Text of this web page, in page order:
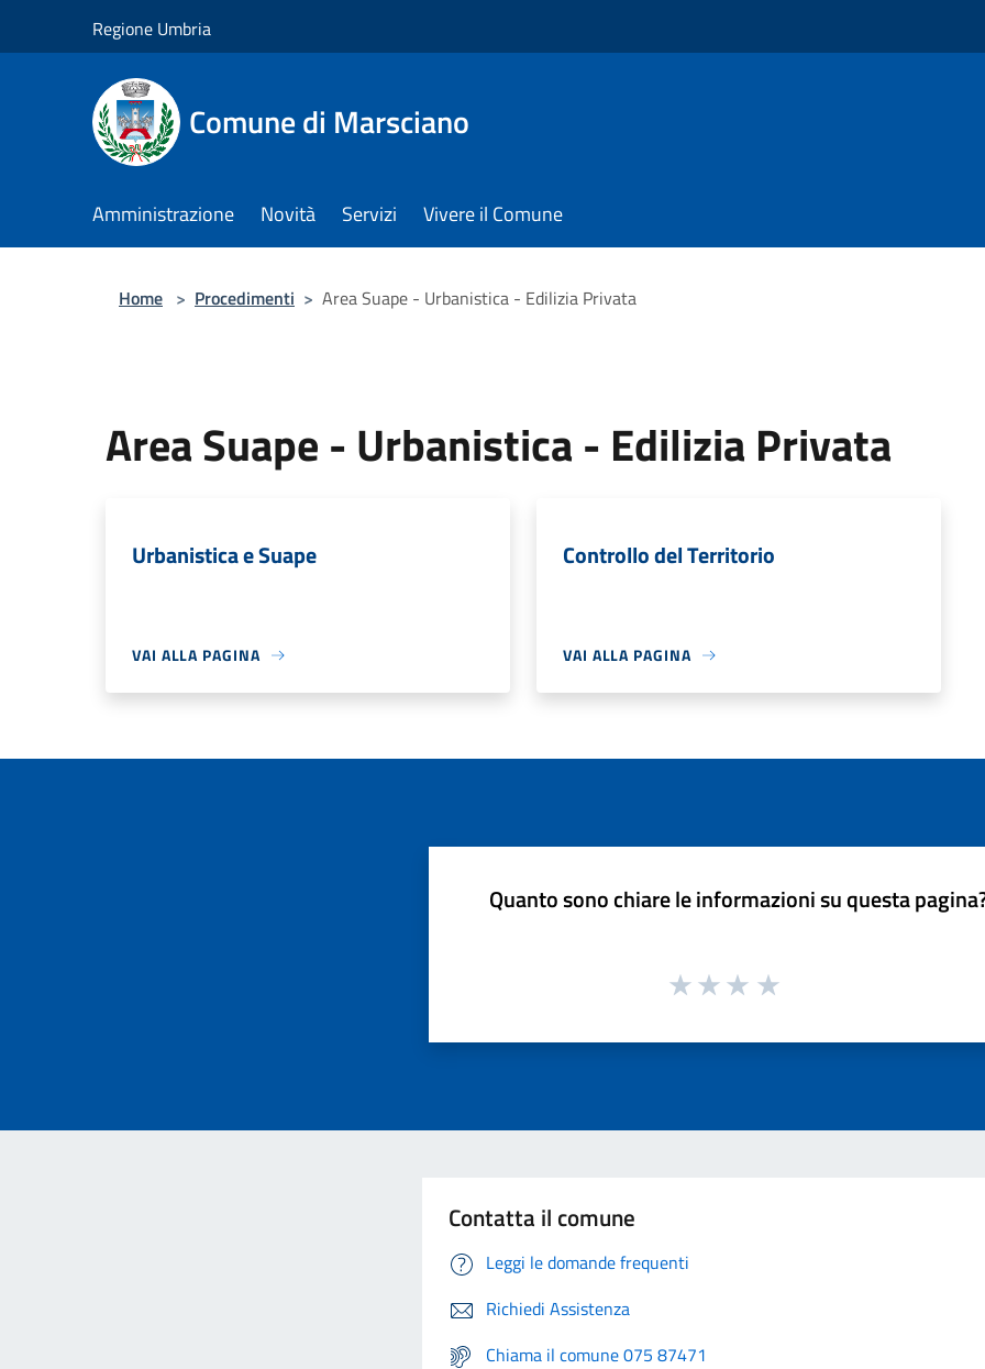
Regione Umbria
Comune di Marsciano
Amministrazione Novità Servizi Vivere il Comune
Home > Procedimenti > Area Suape - Urbanistica - Edilizia Privata
Area Suape - Urbanistica - Edilizia Privata
Urbanistica e Suape
VAI ALLA PAGINA
Controllo del Territorio
VAI ALLA PAGINA
Quanto sono chiare le informazioni su questa
Contatta il comune
Leggi le domande frequenti
Richiedi Assistenza
Chiama il comune 075 87471